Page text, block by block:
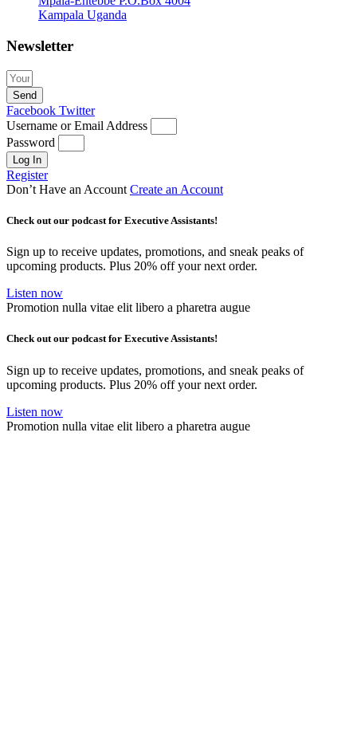
Kampala Uganda
Newsletter
Send
Facebook Twitter
Username or Email Address
Password
Log In
Register
Don’t Have an Account Create an Account
Check out our podcast for Executive Assistants!
Sign up to receive updates, promotions, and sneak peaks of
upcoming products. Plus 20% off your next order.
Listen now
Promotion nulla vitae elit libero a pharetra augue
Check out our podcast for Executive Assistants!
Sign up to receive updates, promotions, and sneak peaks of
upcoming products. Plus 20% off your next order.
Listen now
Promotion nulla vitae elit libero a pharetra augue